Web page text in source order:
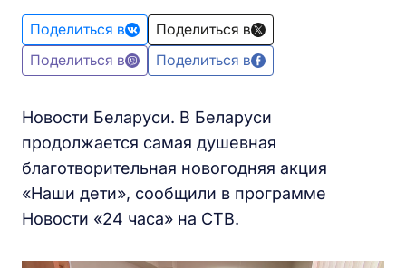
Поделиться в
Поделиться в
Поделиться в
Поделиться в
Новости Беларуси. В Беларуси
продолжается самая душевная
благотворительная новогодняя акция
«Наши дети», сообщили в программе
Новости «24 часа» на СТВ.